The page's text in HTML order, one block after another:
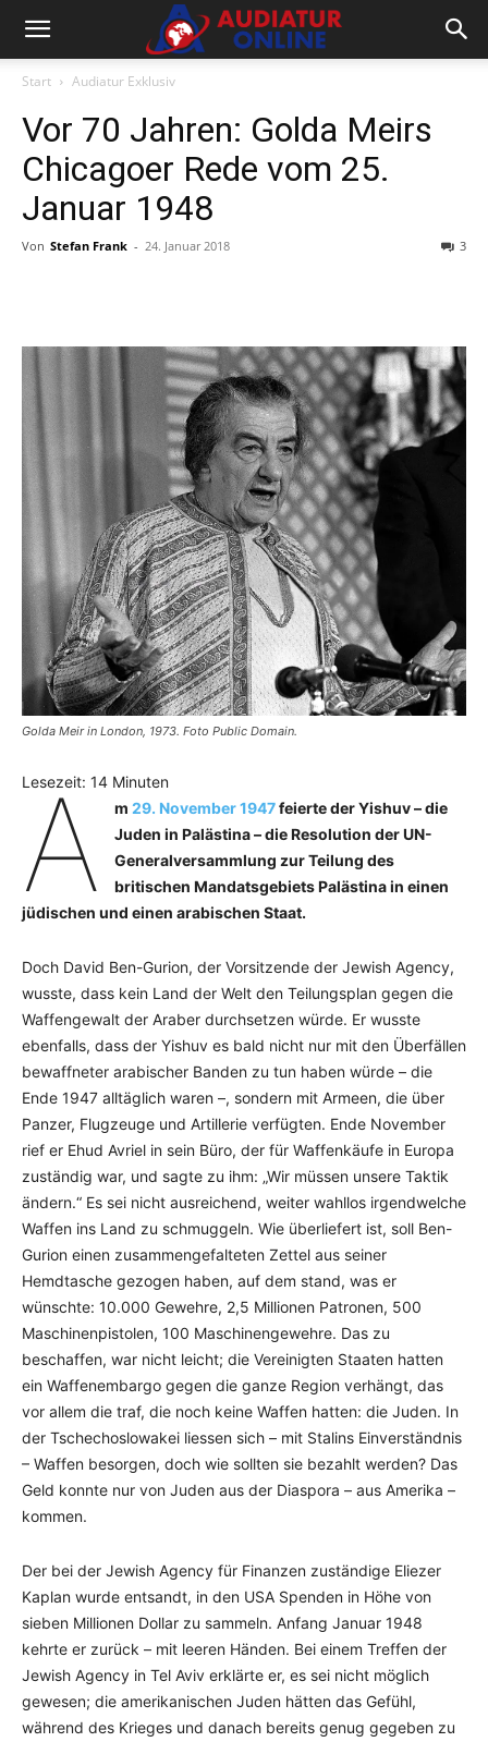
Start Audiatur Exklusiv
Vor 70 Jahren: Golda Meirs
Chicagoer Rede vom 25.
Januar 1948
Von Stefan Frank - 24. Januar 2018 3
Golda Meir in London, 1973. Foto Public Domain.
Lesezeit: 14 Minuten
A m 29. November 1947feierte der Yishuv – die
Juden in Palästina – die Resolution der UN-
Generalversammlung zur Teilung des
britischen Mandatsgebiets Palästina in einen
jüdischen und einen arabischen Staat.
Doch David Ben-Gurion, der Vorsitzende der Jewish Agency,
wusste, dass kein Land der Welt den Teilungsplan gegen die
Waffengewalt der Araber durchsetzen würde. Er wusste
ebenfalls, dass der Yishuv es bald nicht nur mit den Überfällen
bewaffneter arabischer Banden zu tun haben würde – die
Ende 1947 alltäglich waren –, sondern mit Armeen, die über
Panzer, Flugzeuge und Artillerie verfügten. Ende November
rief er Ehud Avriel in sein Büro, der für Waffenkäufe in Europa
zuständig war, und sagte zu ihm: „Wir müssen unsere Taktik
ändern.“ Es sei nicht ausreichend, weiter wahllos irgendwelche
Waffen ins Land zu schmuggeln. Wie überliefert ist, soll Ben-
Gurion einen zusammengefalteten Zettel aus seiner
Hemdtasche gezogen haben, auf dem stand, was er
wünschte: 10.000 Gewehre, 2,5 Millionen Patronen, 500
Maschinenpistolen, 100 Maschinengewehre. Das zu
beschaffen, war nicht leicht; die Vereinigten Staaten hatten
ein Waffenembargo gegen die ganze Region verhängt, das
vor allem die traf, die noch keine Waffen hatten: die Juden. In
der Tschechoslowakei liessen sich – mit Stalins Einverständnis
– Waffen besorgen, doch wie sollten sie bezahlt werden? Das
Geld konnte nur von Juden aus der Diaspora – aus Amerika –
kommen.
Der bei der Jewish Agency für Finanzen zuständige Eliezer
Kaplan wurde entsandt, in den USA Spenden in Höhe von
sieben Millionen Dollar zu sammeln. Anfang Januar 1948
kehrte er zurück – mit leeren Händen. Bei einem Treffen der
Jewish Agency in Tel Aviv erklärte er, es sei nicht möglich
gewesen; die amerikanischen Juden hätten das Gefühl,
während des Krieges und danach bereits genug gegeben zu